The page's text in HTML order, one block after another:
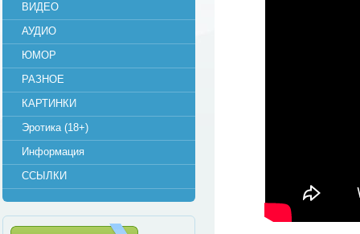
ВИДЕО
АУДИО
ЮМОР
РАЗНОЕ
КАРТИНКИ
Эротика (18+)
Информация
ССЫЛКИ